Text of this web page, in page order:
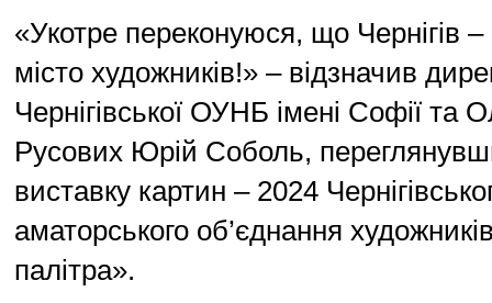
«Укотре переконуюся, що Чернігів –
місто художників!» – відзначив
Чернігівської ОУНБ імені Софії та
Русових Юрій Соболь,
виставку картин – 2024
аматорського об’єднання
палітра».